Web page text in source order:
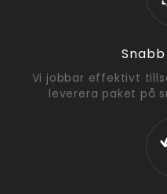
Vi jobbar effektivt
leverera paket på